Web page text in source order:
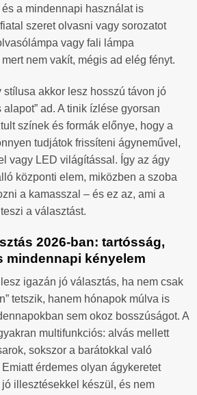
a mindennapi használat is
szeret olvasni vagy sorozatot
vagy fali lámpa
nem vakít, mégis ad elég fényt.
akkor lesz hosszú távon jó
ad. A tinik ízlése gyorsan
színek és formák előnye, hogy a
tudjátok frissíteni ágyneművel,
vagy LED világítással. Így az ágy
központi elem, miközben a szoba
a kamasszal – és ez az, ami a
a választást.
2026-ban: tartósság,
mindennapi kényelem
igazán jó választás, ha nem csak
tetszik, hanem hónapok múlva is
sem okoz bosszúságot. A
multifunkciós: alvás mellett
sokszor a barátokkal való
érdemes olyan ágykeretet
illesztésekkel készül, és nem